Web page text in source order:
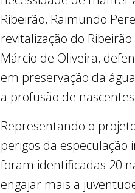
Ribeirão, Raimundo
revitalização do
Márcio de Oliveira,
em preservação da
a profusão de
Representando o
perigos da especulação
foram identificadas 20
engajar mais a